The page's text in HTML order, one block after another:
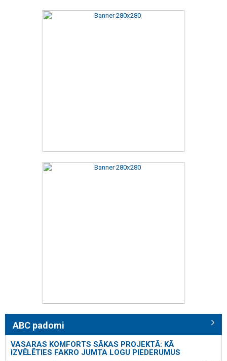
ABC padomi
VASARAS KOMFORTS SĀKAS PROJEKTĀ: KĀ
IZVĒLĒTIES FAKRO JUMTA LOGU PIEDERUMUS